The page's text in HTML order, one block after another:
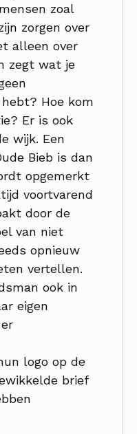
zoal
zorgen over
alleen over
zegt wat je
Hoe kom
Er is ook
wijk. Een
Bieb is dan
opgemerkt
voortvarend
door de
van niet
opnieuw
vertellen.
ook in
eigen
logo op de
brief